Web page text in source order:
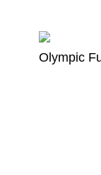
Olympic